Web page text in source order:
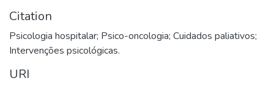
Citation
Psicologia hospitalar; Psico-oncologia; Cuidados paliativos;
Intervenções psicológicas.
URI